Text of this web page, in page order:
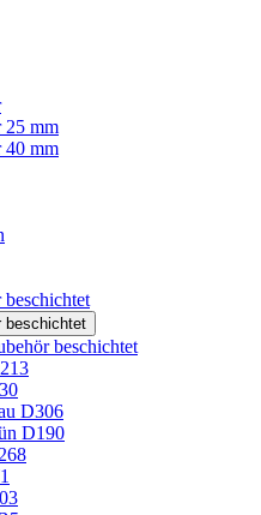
25 mm
40 mm
beschichtet
beschichtet
beschichtet
D306
D190